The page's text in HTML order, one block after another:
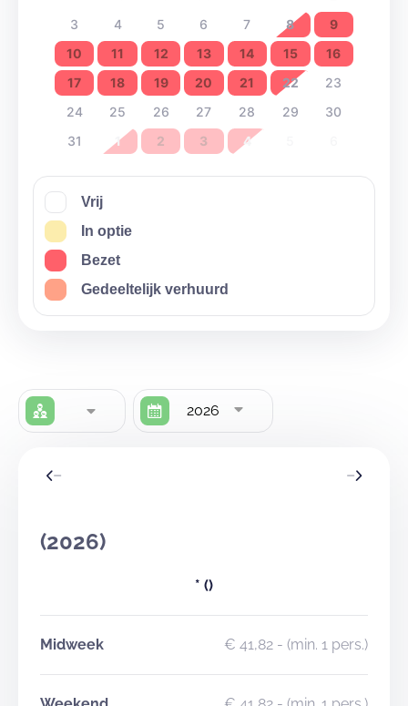
3
4 5 6 7 8
9
10
11 12 13 14 15
16
17
18 19 20 21 22
23
24
25 26 27 28 29
30
31
1 2 3 4
Vrij
In optie
Bezet
Gedeeltelijk verhuurd
2026
(2026)
* ()
Midweek € 41,82 - (min. 1 pers.)